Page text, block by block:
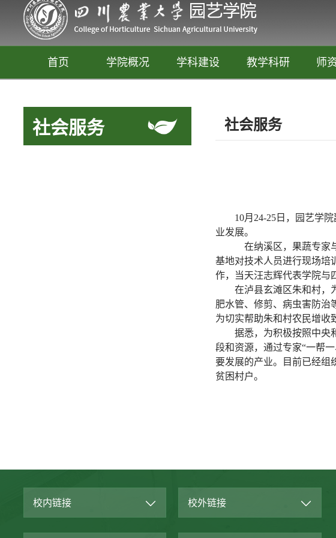
首页 学院概况 学科建设 教学科研 师
社会服务 社会服务
10月 24-25日，园艺学
业发展。
在纳溪区，果蔬专家
基地对技术人员进行现场培
作，当天汪志辉代表学院与
在泸县玄滩区朱和村，
肥水管、修剪、病虫害防治
为切实帮助朱和村农民增收
据悉，为积极按照中央
段和资源，通过专家“一帮
要发展的产业。目前已经组
贫困村户。
校内链接 校外链接